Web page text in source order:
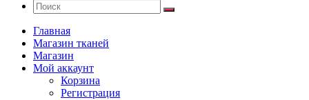
Главная
Магазин тканей
Магазин
Мой аккаунт
Корзина
Регистрация